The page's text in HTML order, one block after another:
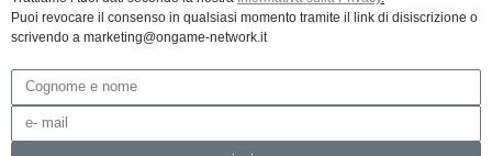
Puoi revocare il consenso in qualsiasi momento tramite il link di disiscrizione o
scrivendo a marketing@ongame-network.it